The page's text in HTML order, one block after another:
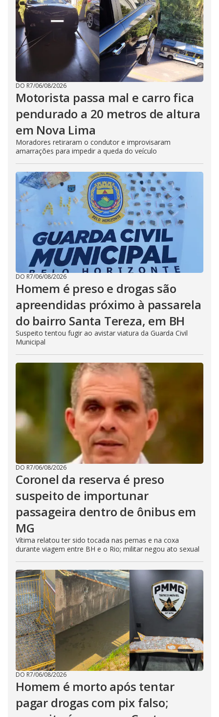
DO R7/06/08/2026
Motorista passa mal e carro fica
pendurado a 20 metros de altura
em Nova Lima
Moradores retiraram o condutor e improvisaram
amarrações para impedir a queda do veículo
DO R7/06/08/2026
Homem é preso e drogas são
apreendidas próximo à passarela
do bairro Santa Tereza, em BH
Suspeito tentou fugir ao avistar viatura da Guarda Civil
Municipal
DO R7/06/08/2026
Coronel da reserva é preso
suspeito de importunar
passageira dentro de ônibus em
MG
Vítima relatou ter sido tocada nas pernas e na coxa
durante viagem entre BH e o Rio; militar negou ato sexual
DO R7/06/08/2026
Homem é morto após tentar
pagar drogas com pix falso;